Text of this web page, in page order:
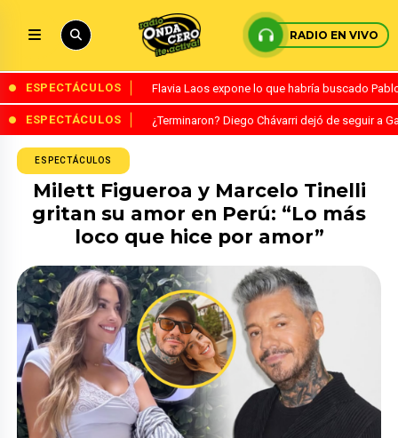
RADIO EN VIVO
ESPECTÁCULOS Flavia Laos expone lo que habría buscado
ESPECTÁCULOS ¿Terminaron? Diego Chávarri dejó de seguir a
ESPECTÁCULOS
Milett Figueroa y Marcelo Tinelli
gritan su amor en Perú: “Lo más
loco que hice por amor”